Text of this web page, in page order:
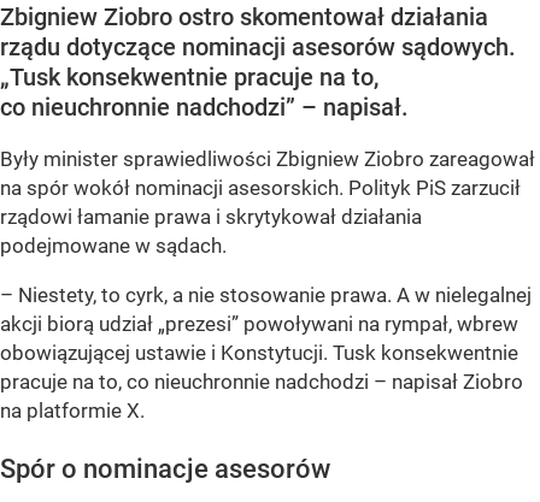
Zbigniew Ziobro ostro skomentował działania
rządu dotyczące nominacji asesorów sądowych.
„Tusk konsekwentnie pracuje na to,
co nieuchronnie nadchodzi” – napisał.
Były minister sprawiedliwości Zbigniew Ziobro zareagował
na spór wokół nominacji asesorskich. Polityk PiS zarzucił
rządowi łamanie prawa i skrytykował działania
podejmowane w sądach.
– Niestety, to cyrk, a nie stosowanie prawa. A w nielegalnej
akcji biorą udział „prezesi” powoływani na rympał, wbrew
obowiązującej ustawie i Konstytucji. Tusk konsekwentnie
pracuje na to, co nieuchronnie nadchodzi – napisał Ziobro
na platformie X.
Spór o nominacje asesorów